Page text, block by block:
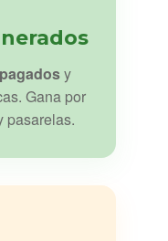
y
Gana por
pasarelas.